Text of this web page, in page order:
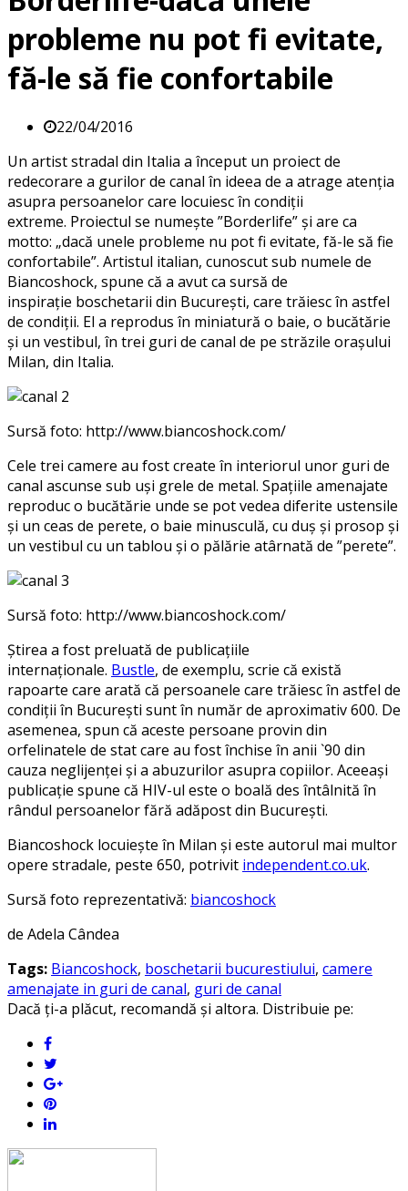
probleme nu pot fi evitate,
fă-le să fie confortabile
22/04/2016
Un artist stradal din Italia a început un proiect de
redecorare a gurilor de canal în ideea de a atrage atenția
asupra persoanelor care locuiesc în condiții
extreme. Proiectul se numește ”Borderlife” și are ca
motto: „dacă unele probleme nu pot fi evitate, fă-le să fie
confortabile”. Artistul italian, cunoscut sub numele de
Biancoshock, spune că a avut ca sursă de
inspirație boschetarii din București, care trăiesc în astfel
de condiții. El a reprodus în miniatură o baie, o bucătărie
și un vestibul, în trei guri de canal de pe străzile orașului
Milan, din Italia.
Sursă foto: http://www.biancoshock.com/
Cele trei camere au fost create în interiorul unor guri de
canal ascunse sub uși grele de metal. Spațiile amenajate
reproduc o bucătărie unde se pot vedea diferite ustensile
și un ceas de perete, o baie minusculă, cu duș și prosop și
un vestibul cu un tablou și o pălărie atârnată de ”perete”.
Sursă foto: http://www.biancoshock.com/
Știrea a fost preluată de publicațiile
internaționale. Bustle, de exemplu, scrie că există
rapoarte care arată că persoanele care trăiesc în astfel de
condiții în București sunt în număr de aproximativ 600. De
asemenea, spun că aceste persoane provin din
orfelinatele de stat care au fost închise în anii `90 din
cauza neglijenței și a abuzurilor asupra copiilor. Aceeași
publicație spune că HIV-ul este o boală des întâlnită în
rândul persoanelor fără adăpost din București.
Biancoshock locuiește în Milan și este autorul mai multor
opere stradale, peste 650, potrivit independent.co.uk.
Sursă foto reprezentativă: biancoshock
de Adela Cândea
Tags: Biancoshock, boschetarii bucurestiului, camere
amenajate in guri de canal, guri de canal
Dacă ți-a plăcut, recomandă și altora. Distribuie pe: